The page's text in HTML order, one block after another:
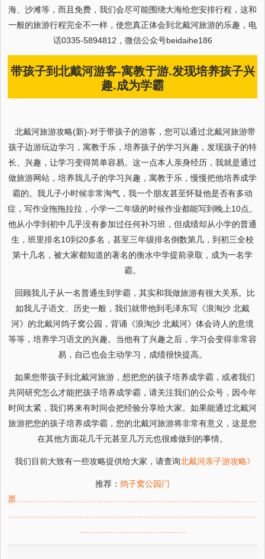
海、沙滩等，而且免费，我们会尽可能围绕大海给您安排行程，这和
一般的旅游行程完全不一样，使您真正体会到北戴河旅游的乐趣，电
话0335-5894812，微信公众号beidaihe186
带孩子到北戴河游客-寓教于游.发现培养孩子兴
趣.成为学霸
北戴河旅游攻略(新)-对于带孩子的游客，您可以通过北戴河旅游带
孩子边游玩边学习，寓教于乐，培养孩子的学习兴趣，发现孩子的特
长、兴趣，让学习变得简单容易。这一点本人亲身经历，我就是通过
做旅游网站，培养我儿子的学习兴趣，寓教于乐，慢慢把他培养成学
霸的。我儿子小时候非常淘气，我一个朋友甚至怀疑他是否有多动
症，写作业拖拖拉拉，小学一二年级的时候作业都能写到晚上10点。
他从小学到初中几乎没有参加过任何补习班，但成绩却从小学的普通
生，班里排名10到20多名，甚至三年级排名倒数第几，到初三全校
第十几名，被大家都知道的著名的衡水中学提前录取，成为一名学
霸。
回顾我儿子从一名普通生到学霸，其实和我做旅游有很大关系。比
如我儿子语文、历史一般，我们就带他到毛泽东写《浪淘沙 北戴
河》的北戴河鸽子窝公园，背诵《浪淘沙 北戴河》体会诗人的意境
等等，培养学习语文的兴趣。当他有了兴趣之后，学习会变得非常容
易，自己也会主动学习，成绩很快提高。
如果您带孩子到北戴河旅游，想把您的孩子培养成学霸，或者我们
共同研究怎么才能把孩子培养成学霸，请关注我们的公众号，因今年
时间太紧，我们将来有时间会把经验分享给大家。如果能通过北戴河
旅游把您的孩子培养成学霸，您的北戴河旅游将非常有意义，这是您
在其他方面花几千元甚至几万元也很难做到的事情。
我们目前大致有一些攻略提供给大家，请查询北戴河亲子游攻略》
推荐： 鸽子窝公园门
票......................................................................................................
.........................................................................................................
.............................................